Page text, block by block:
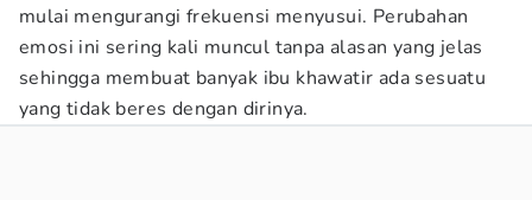
mulai mengurangi frekuensi menyusui. Perubahan
emosi ini sering kali muncul tanpa alasan yang jelas
sehingga membuat banyak ibu khawatir ada sesuatu
yang tidak beres dengan dirinya.